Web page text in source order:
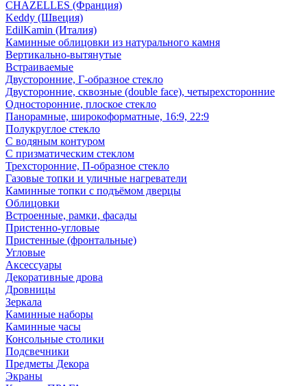
CHAZELLES (Франция)
Keddy (Швеция)
EdilKamin (Италия)
Каминные облицовки из натурального камня
Вертикально-вытянутые
Встраиваемые
Двусторонние, Г-образное стекло
Двусторонние, сквозные (double face), четырехсторонние
Односторонние, плоское стекло
Панорамные, широкоформатные, 16:9, 22:9
Полукруглое стекло
С водяным контуром
С призматическим стеклом
Трехсторонние, П-образное стекло
Газовые топки и уличные нагреватели
Каминные топки с подъёмом дверцы
Облицовки
Встроенные, рамки, фасады
Пристенно-угловые
Пристенные (фронтальные)
Угловые
Аксессуары
Декоративные дрова
Дровницы
Зеркала
Каминные наборы
Каминные часы
Консольные столики
Подсвечники
Предметы Декора
Экраны